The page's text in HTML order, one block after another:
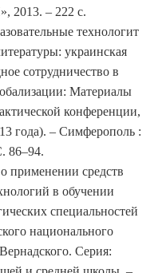
2013. – 222 с.
технологит
украинская
сотрудничество в
Материалы
конференции,
года). – Симферополь :
86–94.
применении средств
в обучении
специальностей
национального
Серия: